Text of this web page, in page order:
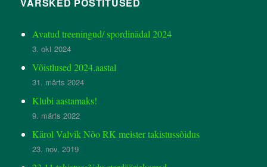
Avatud treeningud/ spordinädal 2024
3. okt 2024
Võistlused 2024.aastal
31. märts 2024
Klubi aastamaks!
9. märts 2022
Kärol Valvik Nõo RK meister takistussõidus
23. nov. 2019